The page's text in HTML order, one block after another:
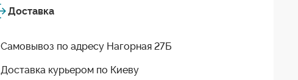
Доставка
Самовывоз по адресу Нагорная 27Б
Доставка курьером по Киеву